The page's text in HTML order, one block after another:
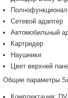
Сетевой адаптер
Автомобильный
Картридер
Наушники
Цвет верхней
Общие параметры